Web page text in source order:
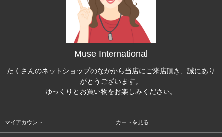
Muse International
たくさんのネットショップのなかから当店にご来店頂き、誠にあり
がとうございます。
ゆっくりとお買い物をお楽しみください。
マイアカウント カートを見る